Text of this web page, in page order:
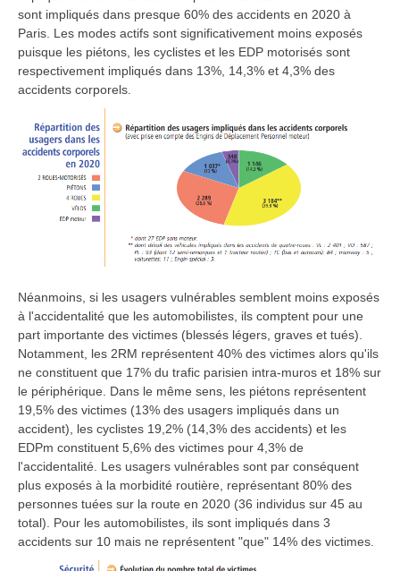
sont impliqués dans presque 60% des accidents en 2020 à
Paris. Les modes actifs sont significativement moins exposés
puisque les piétons, les cyclistes et les EDP motorisés sont
respectivement impliqués dans 13%, 14,3% et 4,3% des
accidents corporels.
Néanmoins, si les usagers vulnérables semblent moins exposés
à l'accidentalité que les automobilistes, ils comptent pour une
part importante des victimes (blessés légers, graves et tués).
Notamment, les 2RM représentent 40% des victimes alors qu'ils
ne constituent que 17% du trafic parisien intra-muros et 18% sur
le périphérique. Dans le même sens, les piétons représentent
19,5% des victimes (13% des usagers impliqués dans un
accident), les cyclistes 19,2% (14,3% des accidents) et les
EDPm constituent 5,6% des victimes pour 4,3% de
l'accidentalité. Les usagers vulnérables sont par conséquent
plus exposés à la morbidité routière, représentant 80% des
personnes tuées sur la route en 2020 (36 individus sur 45 au
total). Pour les automobilistes, ils sont impliqués dans 3
accidents sur 10 mais ne représentent "que" 14% des victimes.